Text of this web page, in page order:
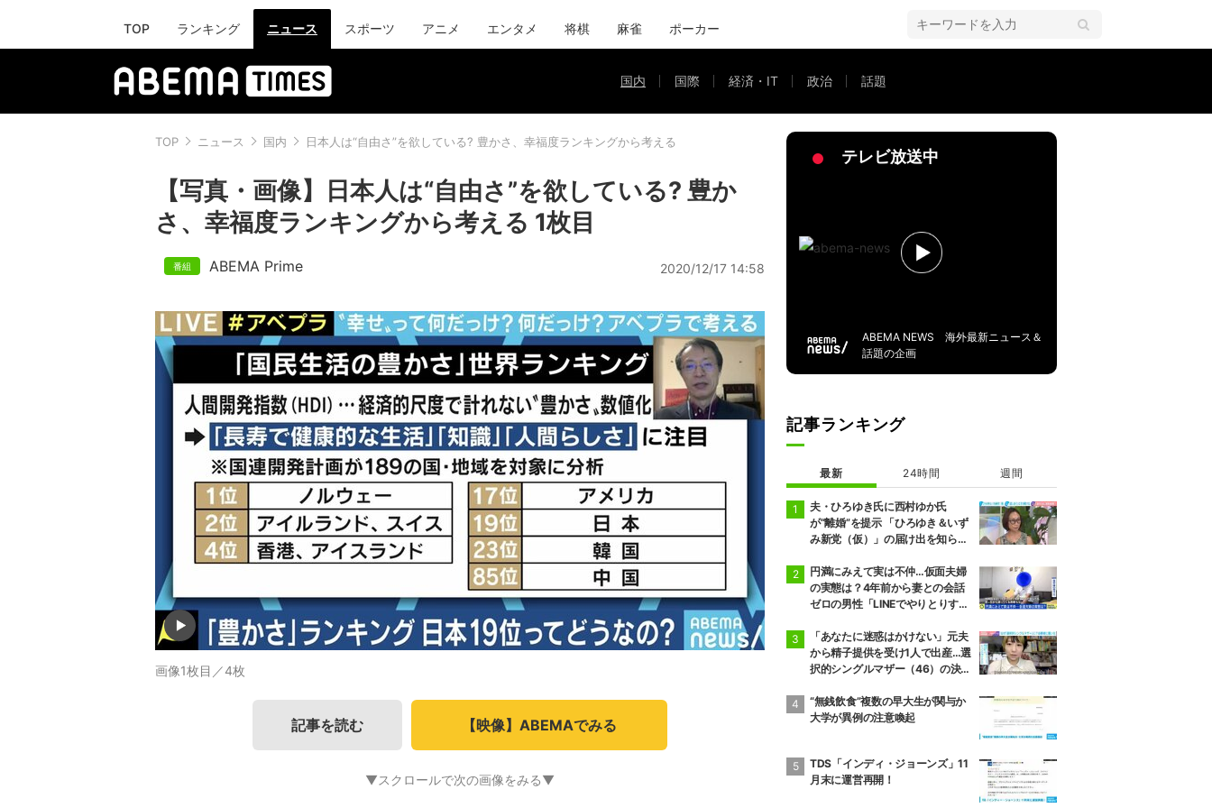
TOP ランキング ニュース スポーツ アニメ エンタメ 将棋 麻雀 ポーカー
国内 国際 経済・IT 政治 話題
TOP ニュース 国内 日本人は“自由さ”を欲している? 豊かさ、幸福度ランキングから考える
【写真・画像】日本人は“自由さ”を欲している? 豊か
さ、幸福度ランキングから考える 1枚目
ABEMA Prime 2020/12/17 14:58
画像1枚目／4枚
記事を読む 【映像】ABEMAでみる
▼スクロールで次の画像をみる▼
テレビ放送中
ABEMA NEWS 海外最新ニュース＆
話題の企画
記事ランキング
最新 24時間 週間
夫・ひろゆき氏に西村ゆか氏
が“離婚”を提示 「ひろゆき＆いず
み新党（仮）」の届け出を知らさ
態で夫婦を続けるのは無理」
円満にみえて実は不仲…仮面夫婦
の実態は？4年前から妻との会話
ゼロの男性「LINEでやりとりする
娘は寄り付いてこない」
「あなたに迷惑はかけない」元夫
から精子提供を受け1人で出産…選
択的シングルマザー（46）の決断
“無銭飲食”複数の早大生が関与か
大学が異例の注意喚起
TDS「インディ・ジョーンズ」11
月末に運営再開！